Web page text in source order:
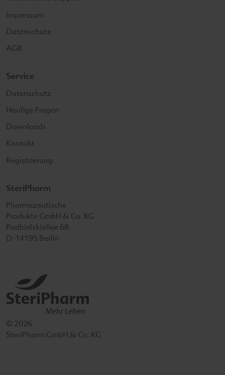
Impressum
Datenschutz
AGB
Service
Datenschutz
Häufige Fragen
Downloads
Kontakt
Registrierung
SteriPharm
SteriPharm
Pharmazeutische
Produkte GmbH & Co. KG
Podbielskiallee 68
D-14195 Berlin
© 2026
SteriPharm GmbH & Co. KG